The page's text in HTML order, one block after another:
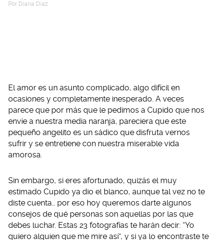
Por Diana Diaz
El amor es un asunto complicado, algo difícil en
ocasiones y completamente inesperado. A veces
parece que por más que le pedimos a Cupido que nos
envíe a nuestra media naranja, pareciera que este
pequeño angelito es un sádico que disfruta vernos
sufrir y se entretiene con nuestra miserable vida
amorosa.
Sin embargo, si eres afortunado, quizás el muy
estimado Cupido ya dio el blanco, aunque tal vez no te
diste cuenta… por eso hoy queremos darte algunos
consejos de qué personas son aquellas por las que
debes luchar. Estas 23 fotografías te harán decir: “Yo
quiero alguien que me mire así”, y si ya lo encontraste te